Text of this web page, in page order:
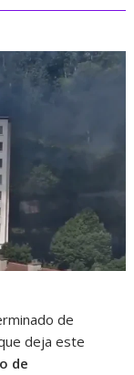
de
deja este
de